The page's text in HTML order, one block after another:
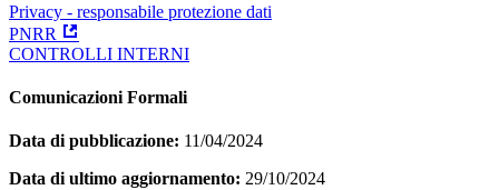
Privacy - responsabile protezione dati
PNRR
CONTROLLI INTERNI
Comunicazioni Formali
Data di pubblicazione: 11/04/2024
Data di ultimo aggiornamento: 29/10/2024